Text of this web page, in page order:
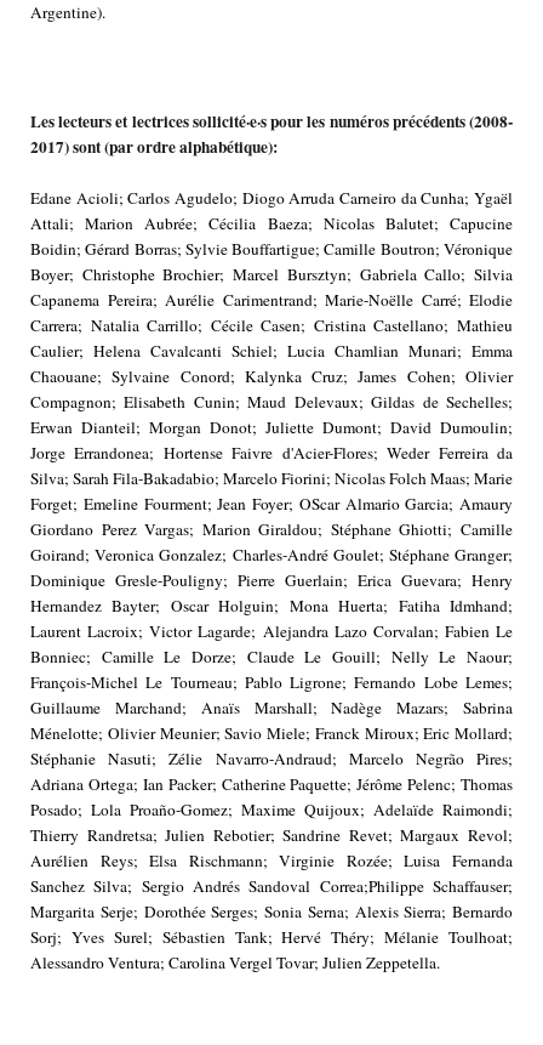
Argentine).
Les lecteurs et lectrices sollicité·e·s pour les numéros précédents (2008-
2017) sont (par ordre alphabétique):
Edane Acioli; Carlos Agudelo; Diogo Arruda Carneiro da Cunha; Ygaël
Attali; Marion Aubrée; Cécilia Baeza; Nicolas Balutet; Capucine
Boidin; Gérard Borras; Sylvie Bouffartigue; Camille Boutron; Véronique
Boyer; Christophe Brochier; Marcel Bursztyn; Gabriela Callo; Silvia
Capanema Pereira; Aurélie Carimentrand; Marie-Noëlle Carré; Elodie
Carrera; Natalia Carrillo; Cécile Casen; Cristina Castellano; Mathieu
Caulier; Helena Cavalcanti Schiel; Lucia Chamlian Munari; Emma
Chaouane; Sylvaine Conord; Kalynka Cruz; James Cohen; Olivier
Compagnon; Elisabeth Cunin; Maud Delevaux; Gildas de Sechelles;
Erwan Dianteil; Morgan Donot; Juliette Dumont; David Dumoulin;
Jorge Errandonea; Hortense Faivre d'Acier-Flores; Weder Ferreira da
Silva; Sarah Fila-Bakadabio; Marcelo Fiorini; Nicolas Folch Maas; Marie
Forget; Emeline Fourment; Jean Foyer; OScar Almario Garcia; Amaury
Giordano Perez Vargas; Marion Giraldou; Stéphane Ghiotti; Camille
Goirand; Veronica Gonzalez; Charles-André Goulet; Stéphane Granger;
Dominique Gresle-Pouligny; Pierre Guerlain; Erica Guevara; Henry
Hernandez Bayter; Oscar Holguin; Mona Huerta; Fatiha Idmhand;
Laurent Lacroix; Victor Lagarde; Alejandra Lazo Corvalan; Fabien Le
Bonniec; Camille Le Dorze; Claude Le Gouill; Nelly Le Naour;
François-Michel Le Tourneau; Pablo Ligrone; Fernando Lobe Lemes;
Guillaume Marchand; Anaïs Marshall; Nadège Mazars; Sabrina
Ménelotte; Olivier Meunier; Savio Miele; Franck Miroux; Eric Mollard;
Stéphanie Nasuti; Zélie Navarro-Andraud; Marcelo Negrão Pires;
Adriana Ortega; Ian Packer; Catherine Paquette; Jérôme Pelenc; Thomas
Posado; Lola Proaño-Gomez; Maxime Quijoux; Adelaïde Raimondi;
Thierry Randretsa; Julien Rebotier; Sandrine Revet; Margaux Revol;
Aurélien Reys; Elsa Rischmann; Virginie Rozée; Luisa Fernanda
Sanchez Silva; Sergio Andrés Sandoval Correa;Philippe Schaffauser;
Margarita Serje; Dorothée Serges; Sonia Serna; Alexis Sierra; Bernardo
Sorj; Yves Surel; Sébastien Tank; Hervé Théry; Mélanie Toulhoat;
Alessandro Ventura; Carolina Vergel Tovar; Julien Zeppetella.